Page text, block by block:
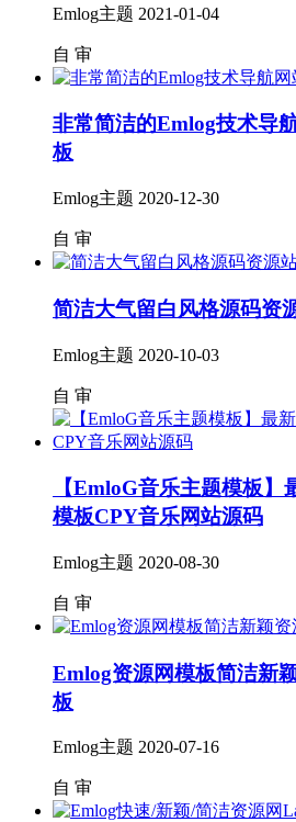
Emlog主题 2021-01-04
自 审
非常简洁的Emlog技术导
板
Emlog主题 2020-12-30
自 审
简洁大气留白风格源码资
Emlog主题 2020-10-03
自 审
【EmloG音乐主题模板
模板CPY音乐网站源码
Emlog主题 2020-08-30
自 审
Emlog资源网模板简洁新
板
Emlog主题 2020-07-16
自 审